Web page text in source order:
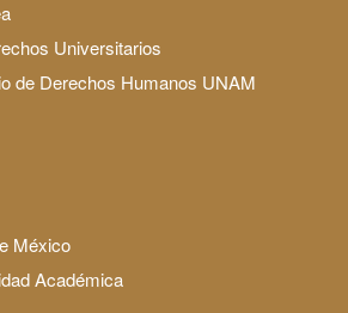
Universitarios
de Derechos Humanos UNAM
México
Académica